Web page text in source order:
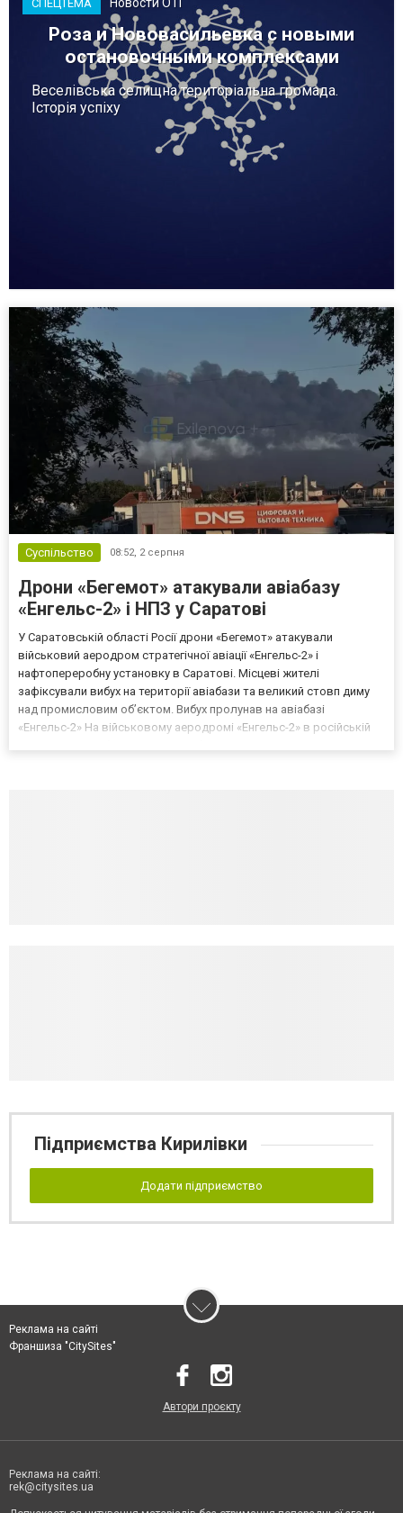
СПЕЦТЕМА
Роза и Нововасильевка с новыми
остановочными комплексами
Веселівська селищна територіальна громада.
Історія успіху
Суспільство 08:52, 2 серпня
Дрони «Бегемот» атакували авіабазу
«Енгельс-2» і НПЗ у Саратові
У Саратовській області Росії дрони «Бегемот» атакували
військовий аеродром стратегічної авіації «Енгельс-2» і
нафтопереробну установку в Саратові. Місцеві жителі
зафіксували вибух на території авіабази та великий стовп диму
над промисловим об’єктом. Вибух пролунав на авіабазі
«Енгельс-2» На військовому аеродромі «Енгельс-2» в російській
Підприємства Кирилівки
Додати підприємство
Реклама на сайті
Франшиза "CitySites"
Автори проєкту
Реклама на сайті:
rek@citysites.ua